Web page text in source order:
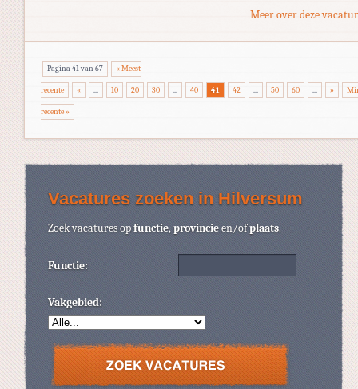
Meer over deze
Pagina 41 van 67 « Meest
recente « ... 10 20 30 ... 40 41 42 ... 50 60 ... »
recente »
Vacatures zoeken in Hilversum
Zoek vacatures opfunctie,provincieen/ofplaats.
Functie:
Vakgebied: